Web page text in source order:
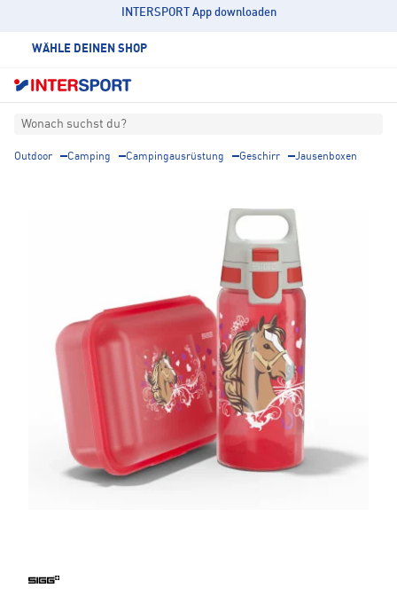
INTERSPORT App downloaden
WÄHLE DEINEN SHOP
Wonach suchst du?
Outdoor Camping Campingausrüstung Geschirr Jausenboxen